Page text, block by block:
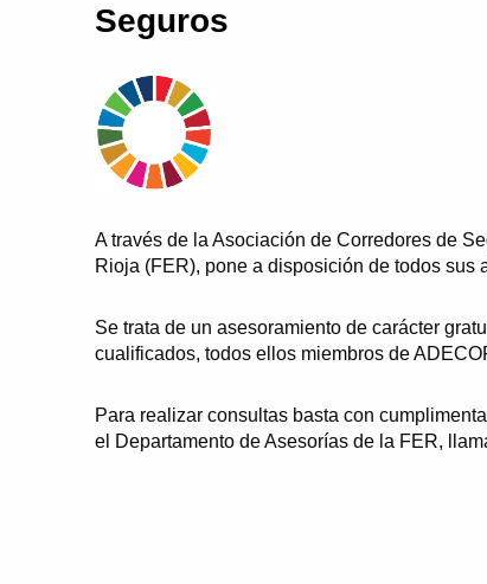
Seguros
A través de la Asociación de Corredores de
Rioja (FER), pone a disposición de todos sus
Se trata de un asesoramiento de carácter
cualificados, todos ellos miembros de
Para realizar consultas basta con
el Departamento de Asesorías de la FER,